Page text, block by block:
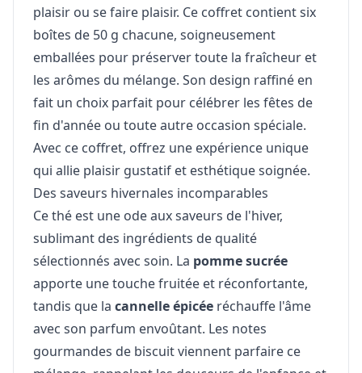
plaisir ou se faire plaisir. Ce coffret contient six
boîtes de 50 g chacune, soigneusement
emballées pour préserver toute la fraîcheur et
les arômes du mélange. Son design raffiné en
fait un choix parfait pour célébrer les fêtes de
fin d'année ou toute autre occasion spéciale.
Avec ce coffret, offrez une expérience unique
qui allie plaisir gustatif et esthétique soignée.
Des saveurs hivernales incomparables
Ce thé est une ode aux saveurs de l'hiver,
sublimant des ingrédients de qualité
sélectionnés avec soin. La pomme sucrée
apporte une touche fruitée et réconfortante,
tandis que la cannelle épicée réchauffe l'âme
avec son parfum envoûtant. Les notes
gourmandes de biscuit viennent parfaire ce